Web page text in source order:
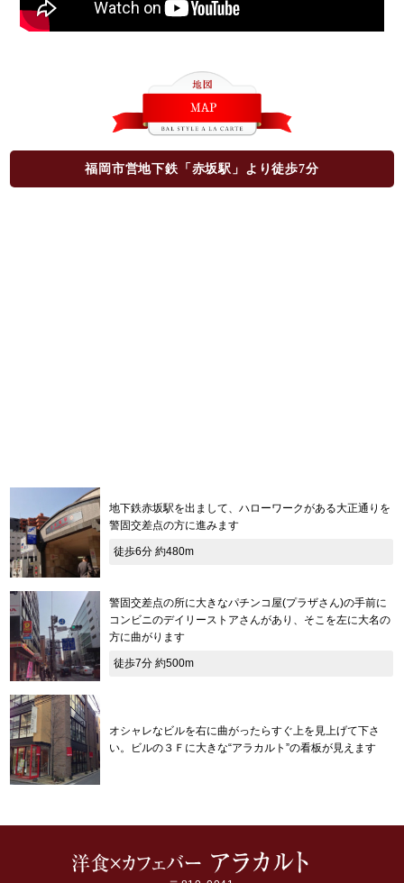
福岡市営地下鉄「赤坂駅」より徒歩7分
地下鉄赤坂駅を出まして、ハローワークがある大正通りを
警固交差点の方に進みます
徒歩6分 約480m
警固交差点の所に大きなパチンコ屋(プラザさん)の手前に
コンビニのデイリーストアさんがあり、そこを左に大名の
方に曲がります
徒歩7分 約500m
オシャレなビルを右に曲がったらすぐ上を見上げて下さ
い。ビルの３Ｆに大きな“アラカルト”の看板が見えます